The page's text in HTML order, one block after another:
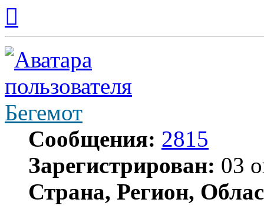
началу
Бегемот
Сообщения: 2815
Зарегистрирован: 03
Страна, Регион,